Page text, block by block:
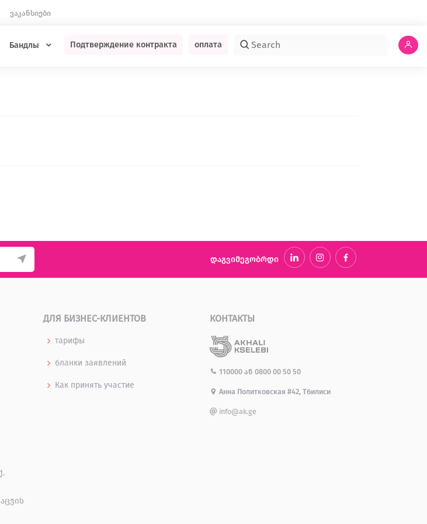
ვაკანსიები
Бандлы Подтверждение контракта оплата
დაგვიმეგობრდი
ДЛЯ БИЗНЕС-КЛИЕНТОВ
тарифы
бланки заявлений
Как принять участие
КОНТАКТЫ
110000 ან 0800 00 50 50
Анна Политковская #42, Тбилиси
info@ak.ge